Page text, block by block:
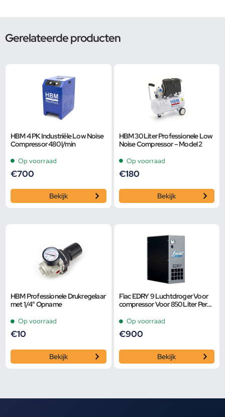
Gerelateerde producten
HBM 4 PK Industriële Low Noise
Compressor 480 l/min
Op voorraad
€700
Bekijk
HBM 30 Liter Professionele Low
Noise Compressor – Model 2
Op voorraad
€180
Bekijk
HBM Professionele Drukregelaar
met 1/4" Opname
Op voorraad
€10
Bekijk
Fiac EDRY 9 Luchtdroger Voor
compressor Voor 850 Liter Per
Op voorraad
€900
Bekijk